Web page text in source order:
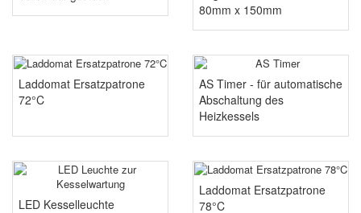
80mm x 150mm
Laddomat Ersatzpatrone
72°C
AS Timer - für automatische
Abschaltung des
Heizkessels
LED Kesselleuchte
Laddomat Ersatzpatrone
78°C